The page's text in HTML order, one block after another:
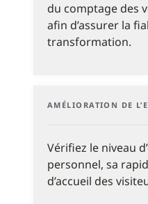
du comptage des
afin d’assurer la
transformation.
AMÉLIORATION DE
Vérifiez le niveau
personnel, sa
d’accueil des